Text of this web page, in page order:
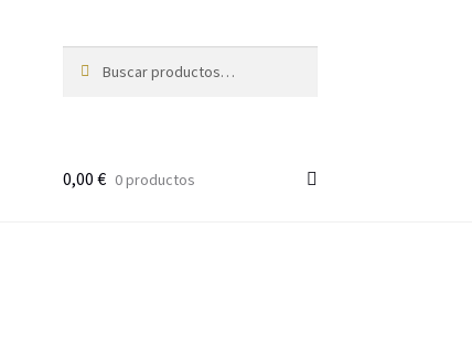
por:
0,00 € 0 productos